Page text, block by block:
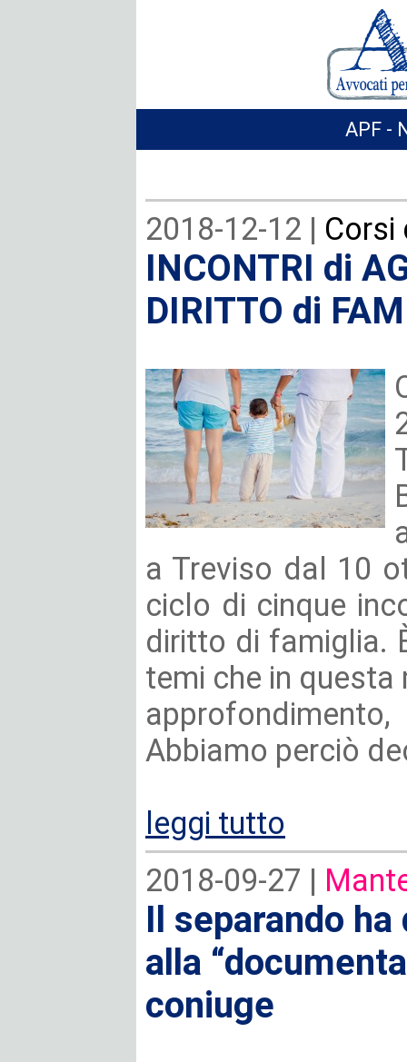
APF -
2018-12-12 | Corsi
INCONTRI di
DIRITTO di
a Treviso dal 10
ciclo di cinque
diritto di famiglia.
temi che in questa
Abbiamo perciò
leggi tutto
2018-09-27 |
Il separando
alla
coniuge